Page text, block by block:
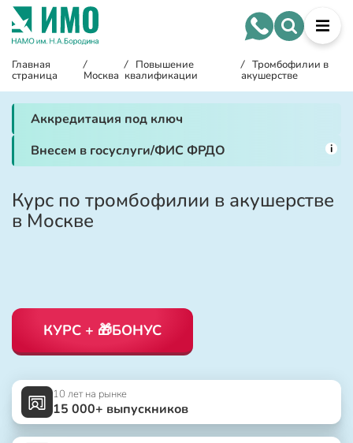
Главная
страница
/
Москва
/ Повышение
квалификации
/ Тромбофилии в
акушерстве
Аккредитация под ключ
Внесем в госуслуги/ФИС ФРДО
i
Курс по тромбофилии в акушерстве
в Москве
КУРС + 🎁БОНУС
10 лет на рынке
15 000+ выпускников